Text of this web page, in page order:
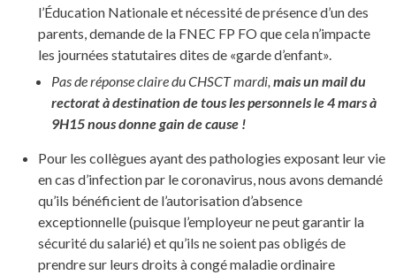
l’Éducation Nationale et nécessité de présence d’un des
parents, demande de la FNEC FP FO que cela n’impacte
les journées statutaires dites de «garde d’enfant».
Pas de réponse claire du CHSCT mardi, mais un mail du
rectorat à destination de tous les personnels le 4 mars à
9H15 nous donne gain de cause !
Pour les collègues ayant des pathologies exposant leur vie
en cas d’infection par le coronavirus, nous avons demandé
qu’ils bénéficient de l’autorisation d’absence
exceptionnelle (puisque l’employeur ne peut garantir la
sécurité du salarié) et qu’ils ne soient pas obligés de
prendre sur leurs droits à congé maladie ordinaire